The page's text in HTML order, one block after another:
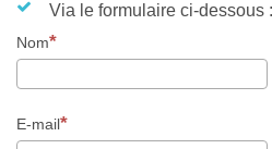
Via le formulaire ci-dessous :
Nom
E-mail